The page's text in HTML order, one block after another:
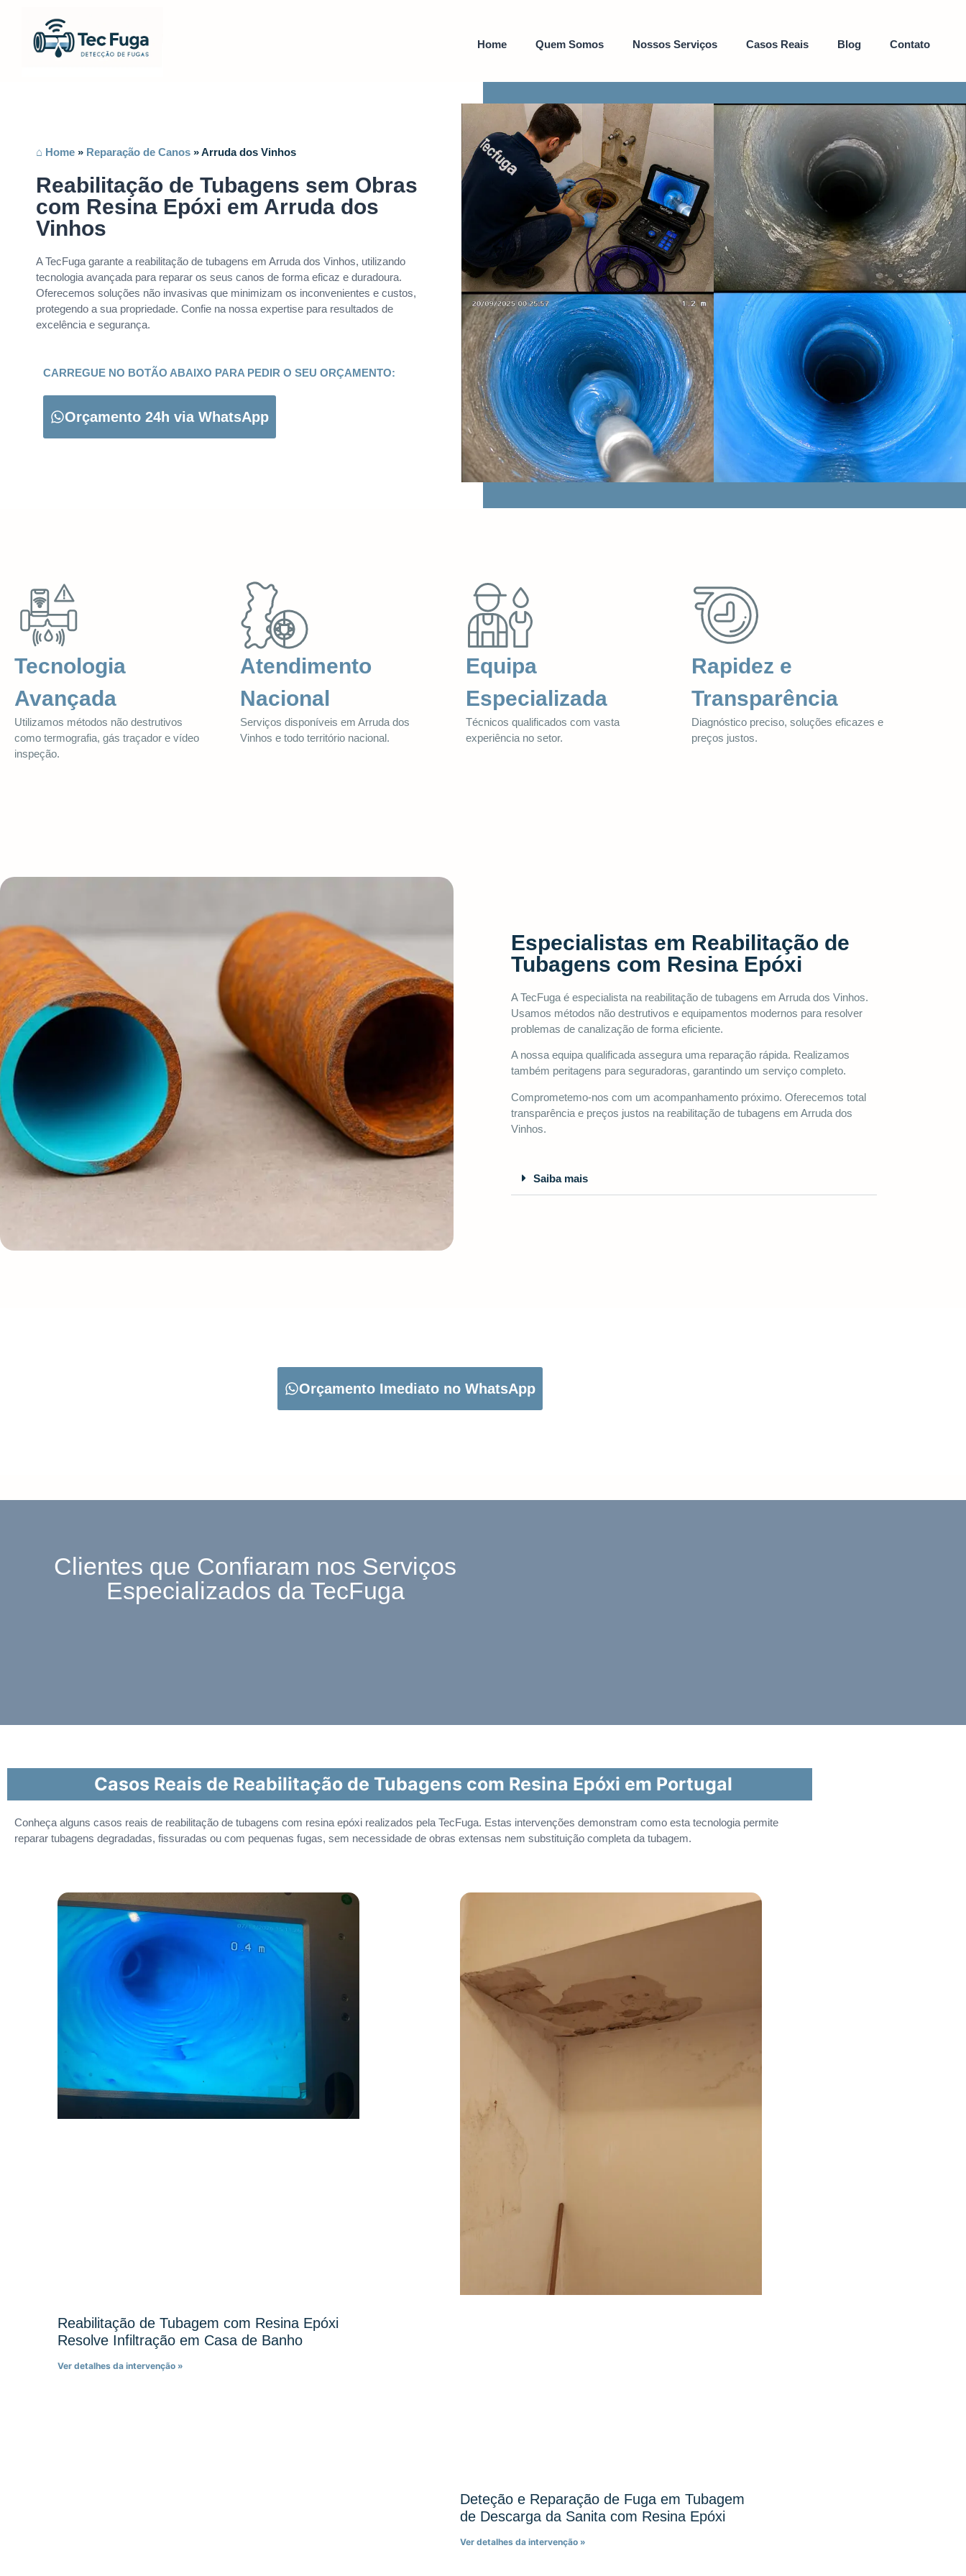
Home Quem Somos Nossos Serviços Casos Reais Blog Contato
⌂ Home » Reparação de Canos »Arruda dos Vinhos
Reabilitação de Tubagens sem Obras
com Resina Epóxi em Arruda dos
Vinhos
A TecFuga garante a reabilitação de tubagens em Arruda dos Vinhos, utilizando
tecnologia avançada para reparar os seus canos de forma eficaz e duradoura.
Oferecemos soluções não invasivas que minimizam os inconvenientes e custos,
protegendo a sua propriedade. Confie na nossa expertise para resultados de
excelência e segurança.
CARREGUE NO BOTÃO ABAIXO PARA PEDIR O SEU ORÇAMENTO:
Orçamento 24h via WhatsApp
Tecnologia
Avançada
Utilizamos métodos não destrutivos
como termografia, gás traçador e vídeo
inspeção.
Atendimento
Nacional
Serviços disponíveis em Arruda dos
Vinhos e todo território nacional.
Equipa
Especializada
Técnicos qualificados com vasta
experiência no setor.
Rapidez e
Transparência
Diagnóstico preciso, soluções eficazes e
preços justos.
Especialistas em Reabilitação de
Tubagens com Resina Epóxi
A TecFuga é especialista na reabilitação de tubagens em Arruda dos Vinhos.
Usamos métodos não destrutivos e equipamentos modernos para resolver
problemas de canalização de forma eficiente.
A nossa equipa qualificada assegura uma reparação rápida. Realizamos
também peritagens para seguradoras, garantindo um serviço completo.
Comprometemo-nos com um acompanhamento próximo. Oferecemos total
transparência e preços justos na reabilitação de tubagens em Arruda dos
Vinhos.
Saiba mais
Orçamento Imediato no WhatsApp
Clientes que Confiaram nos Serviços
Especializados da TecFuga
Casos Reais de Reabilitação de Tubagens com Resina Epóxi em Portugal
Conheça alguns casos reais de reabilitação de tubagens com resina epóxi realizados pela TecFuga. Estas intervenções demonstram como esta tecnologia permite
reparar tubagens degradadas, fissuradas ou com pequenas fugas, sem necessidade de obras extensas nem substituição completa da tubagem.
Reabilitação de Tubagem com Resina Epóxi
Resolve Infiltração em Casa de Banho
Ver detalhes da intervenção »
Deteção e Reparação de Fuga em Tubagem
de Descarga da Sanita com Resina Epóxi
Ver detalhes da intervenção »